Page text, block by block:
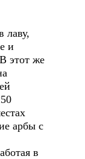
лаву,
и
этот же
арбы с
в